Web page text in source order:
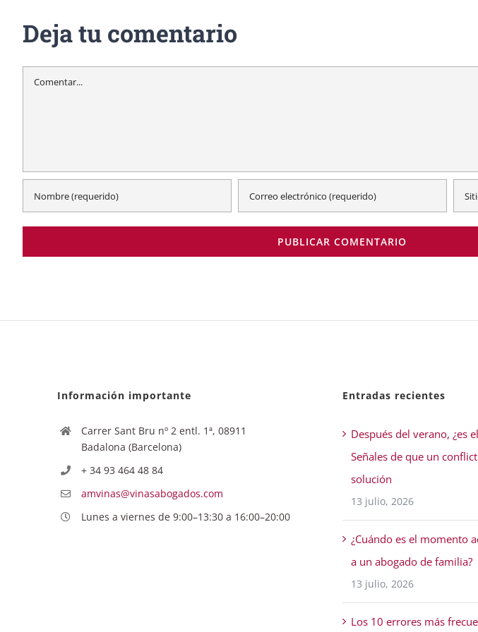
Deja tu comentario
Comentar
Información importante
Carrer Sant Bru nº 2 entl. 1ª, 08911
Badalona (Barcelona)
+ 34 93 464 48 84
amvinas@vinasabogados.com
Lunes a viernes de 9:00–13:30 a 16:00–20:00
Entradas recientes
Después del verano, ¿es
Señales de que un
solución
13 julio, 2026
¿Cuándo es el momento
a un abogado de familia?
13 julio, 2026
Los 10 errores más